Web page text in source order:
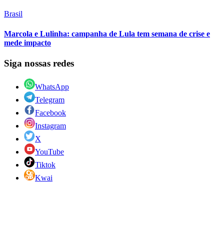
Brasil
Marcola e Lulinha: campanha de Lula tem semana de crise e
mede impacto
Siga nossas redes
WhatsApp
Telegram
Facebook
Instagram
X
YouTube
Tiktok
Kwai